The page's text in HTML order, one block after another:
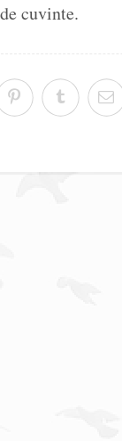
cuvinte.